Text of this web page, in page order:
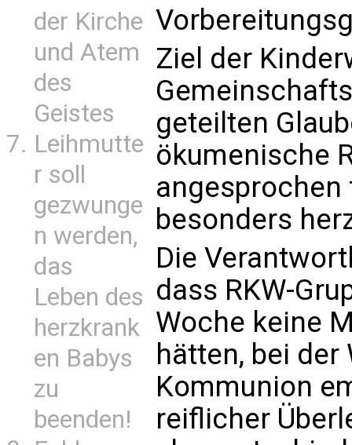
der Kirche
und Atem
des
Geistes
Leihmutte
r soll
gezwunge
n werden,
das
Leben des
herzkrank
en Babys
zu
beenden!
Ziel der
geteilten
ökumenische
angesprochen
besonders
Die
dass RKW-
Woche keine
hätten, bei
Kommunion
reiflicher